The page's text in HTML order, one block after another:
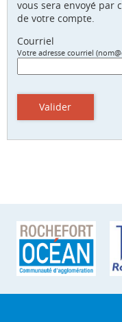
vous sera envoyé par
de votre compte.
Courriel
Votre adresse courriel
Valider